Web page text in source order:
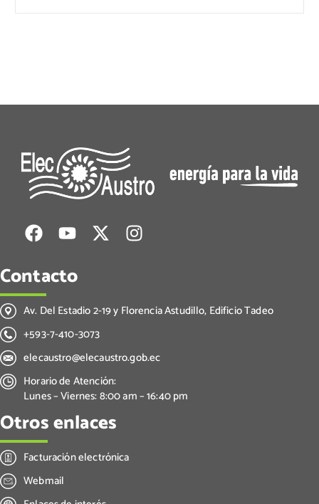
Contacto
Av. Del Estadio 2-19 y Florencia Astudillo, Edificio Tadeo
+593-7-410-3073
elecaustro@elecaustro.gob.ec
Horario de Atención:
Lunes – Viernes: 8:00 am – 16:40 pm
Otros enlaces
Facturación electrónica
Webmail